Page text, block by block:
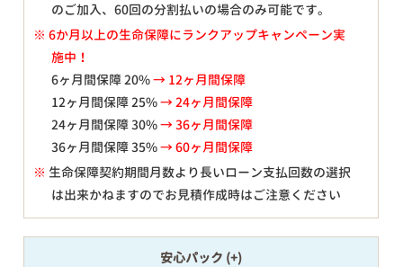
のご加入、60回の分割払いの場合のみ可能です。
※ 6か月以上の生命保障にランクアップキャンペーン実
施中！
6ヶ月間保障 20%→ 12ヶ月間保障
12ヶ月間保障 25%→ 24ヶ月間保障
24ヶ月間保障 30%→ 36ヶ月間保障
36ヶ月間保障 35%→ 60ヶ月間保障
※ 生命保障契約期間月数より長いローン支払回数の選択
は出来かねますのでお見積作成時はご注意ください
安心パック